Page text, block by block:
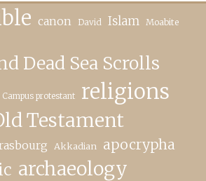
canon David Islam Moabite
Dead Sea Scrolls
protestant religions
Testament
Akkadian apocrypha
archaeology